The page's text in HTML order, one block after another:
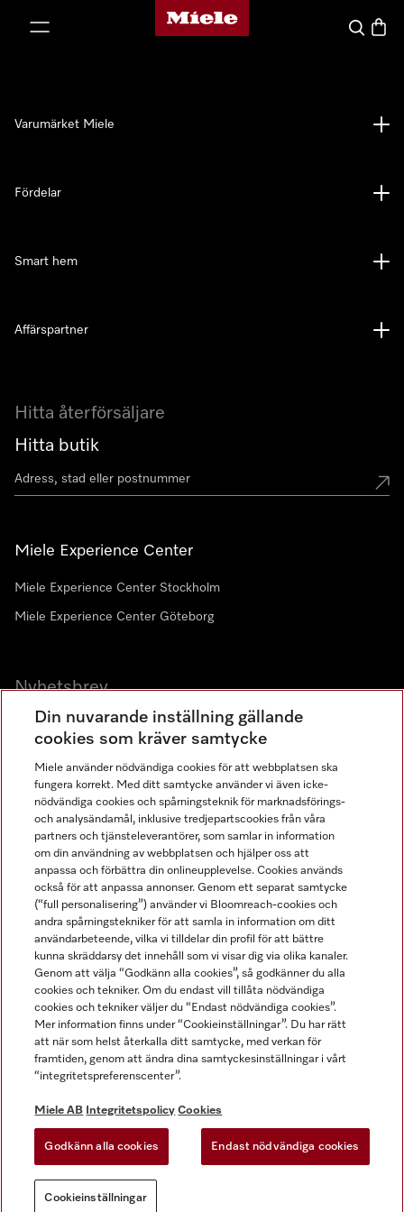
Mieles hemsida
Sök
Hitta återförsäljare
Hitta butik
Miele Experience Center
Miele Experience Center Stockholm
Miele Experience Center Göteborg
Nyhetsbrev
Gå med i vår gemenskap
Varumärket Miele
Fördelar
Smart hem
Affärspartner
Miele AB
Allmänna villkor
Användarvillkor
Miele tillgänglighetsförklaring
Lagen om digitala tjänster
Miele på LinkedIn
Miele på Facebook
Miele på Instagram
Miele på Youtube
Din nuvarande inställning gällande
cookies som kräver samtycke
Miele använder nödvändiga cookies för att webbplatsen ska
fungera korrekt. Med ditt samtycke använder vi även icke-
nödvändiga cookies och spårningsteknik för marknadsförings-
och analysändamål, inklusive tredjepartscookies från våra
partners och tjänsteleverantörer, som samlar in information
om din användning av webbplatsen och hjälper oss att
anpassa och förbättra din onlineupplevelse. Cookies används
också för att anpassa annonser. Genom ett separat samtycke
(“full personalisering”) använder vi Bloomreach-cookies och
andra spårningstekniker för att samla in information om ditt
användarbeteende, vilka vi tilldelar din profil för att bättre
kunna skräddarsy det innehåll som vi visar dig via olika kanaler.
Genom att välja “Godkänn alla cookies”, så godkänner du alla
cookies och tekniker. Om du endast vill tillåta nödvändiga
cookies och tekniker väljer du “Endast nödvändiga cookies”.
Mer information finns under “Cookieinställningar”. Du har rätt
att när som helst återkalla ditt samtycke, med verkan för
framtiden, genom att ändra dina samtyckesinställningar i vårt
“integritetspreferenscenter”.
Miele AB Integritetspolicy Cookies
Godkänn alla cookies Endast nödvändiga cookies
Cookieinställningar